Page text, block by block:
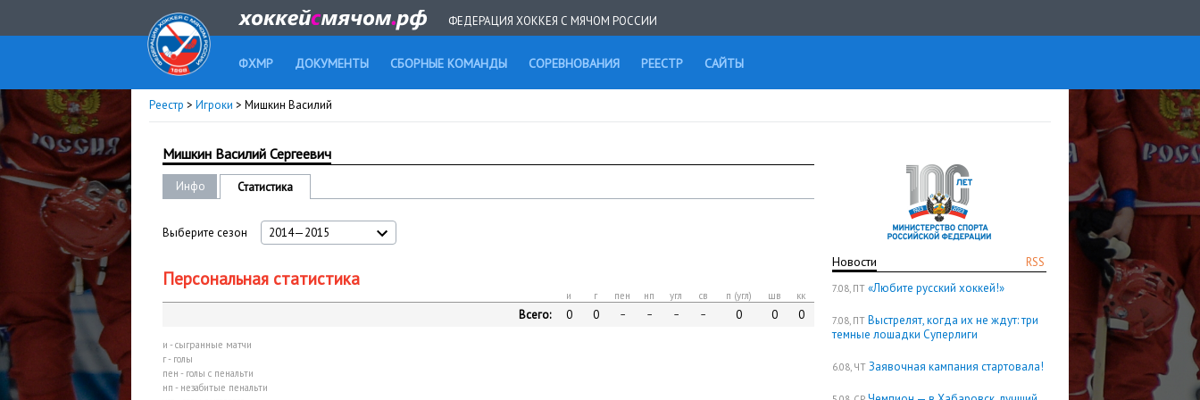
ФЕДЕРАЦИЯ ХОККЕЯ С МЯЧОМ РОССИИ
ФХМР ДОКУМЕНТЫ СБОРНЫЕ КОМАНДЫ СОРЕВНОВАНИЯ РЕЕСТР САЙТЫ
Реестр > Игроки > Мишкин Василий
RSS
Новости
7.08, ПТ «Любите русский хоккей!»
7.08, ПТ Выстрелят, когда их не ждут: три
темные лошадки Суперлиги
6.08, ЧТ Заявочная кампания стартовала!
Мишкин Василий Сергеевич
Инфо Статистика
Выберите сезон 2014—2015
Персональная статистика
и г пен нп угл св п (угл) шв кк
Всего: 0 0 – – – – 0 0 0
и - сыгранные матчи
г - голы
пен - голы с пенальти
нп - незабитые пенальти